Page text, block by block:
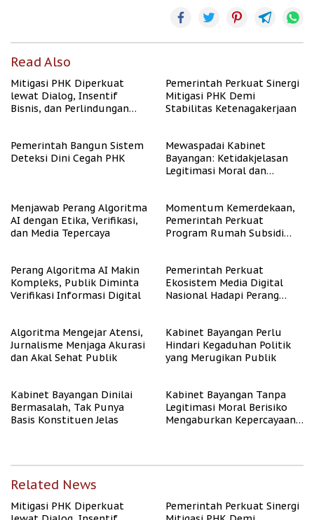
Read Also
Mitigasi PHK Diperkuat
lewat Dialog, Insentif
Bisnis, dan Perlindungan
Pemerintah Perkuat Sinergi
Mitigasi PHK Demi
Stabilitas Ketenagakerjaan
Pemerintah Bangun Sistem
Deteksi Dini Cegah PHK
Mewaspadai Kabinet
Bayangan: Ketidakjelasan
Legitimasi Moral dan
Menjawab Perang Algoritma
AI dengan Etika, Verifikasi,
dan Media Tepercaya
Momentum Kemerdekaan,
Pemerintah Perkuat
Program Rumah Subsidi
Perang Algoritma AI Makin
Kompleks, Publik Diminta
Verifikasi Informasi Digital
Pemerintah Perkuat
Ekosistem Media Digital
Nasional Hadapi Perang
Algoritma Mengejar Atensi,
Jurnalisme Menjaga Akurasi
dan Akal Sehat Publik
Kabinet Bayangan Perlu
Hindari Kegaduhan Politik
yang Merugikan Publik
Kabinet Bayangan Dinilai
Bermasalah, Tak Punya
Basis Konstituen Jelas
Kabinet Bayangan Tanpa
Legitimasi Moral Berisiko
Mengaburkan Kepercayaan
Related News
Mitigasi PHK Diperkuat
Pemerintah Perkuat Sinergi